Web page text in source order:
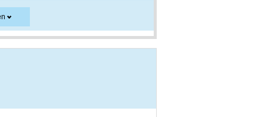
kan ook aanwijzingen voor het gebruik